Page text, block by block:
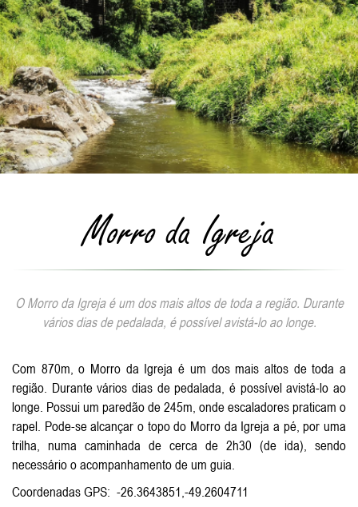
Morro da Igreja
O Morro da Igreja é um dos mais altos de toda a região. Durante
vários dias de pedalada, é possível avistá-lo ao longe.
Com 870m, o Morro da Igreja é um dos mais altos de toda a
região. Durante vários dias de pedalada, é possível avistá-lo ao
longe. Possui um paredão de 245m, onde escaladores praticam o
rapel. Pode-se alcançar o topo do Morro da Igreja a pé, por uma
trilha, numa caminhada de cerca de 2h30 (de ida), sendo
necessário o acompanhamento de um guia.
Coordenadas GPS: -26.3643851,-49.2604711